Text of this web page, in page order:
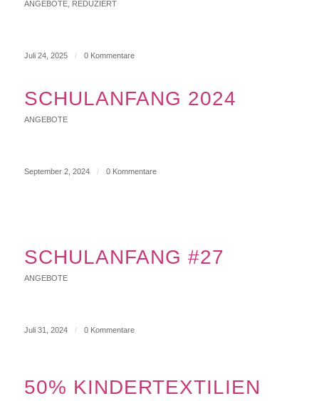
ANGEBOTE, REDUZIERT
Juli 24, 2025 / 0 Kommentare
SCHULANFANG 2024
ANGEBOTE
September 2, 2024 / 0 Kommentare
SCHULANFANG #27
ANGEBOTE
Juli 31, 2024 / 0 Kommentare
50% KINDERTEXTILIEN